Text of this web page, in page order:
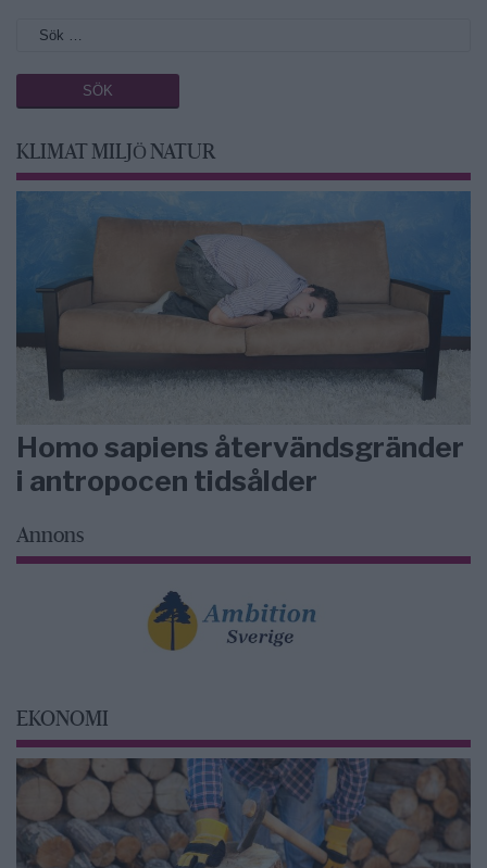
KLIMAT MILJÖ NATUR
Homo sapiens återvändsgränder
i antropocen tidsålder
Annons
EKONOMI